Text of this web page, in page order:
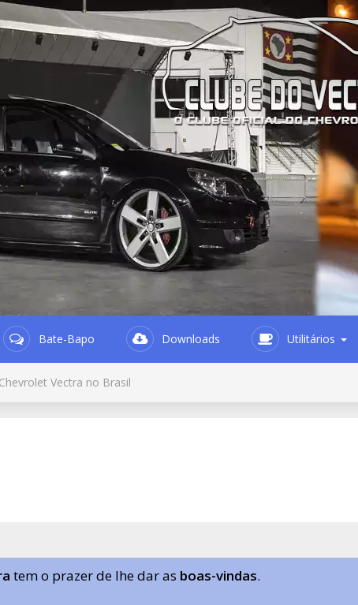
Bate-Bapo Downloads Utilitários
Vectra no Brasil
tem o prazer de lhe dar as boas-vindas.